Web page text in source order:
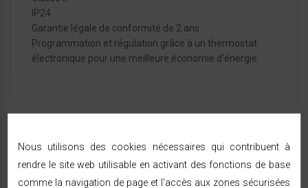
IP24
Garantie légale de conformité de 2 ans
Programmation et régulation grâce à un thermostat
électronique pour une meilleure économie d'énergie
Nous utilisons des cookies nécessaires qui contribuent à
rendre le site web utilisable en activant des fonctions de base
comme la navigation de page et l'accès aux zones sécurisées